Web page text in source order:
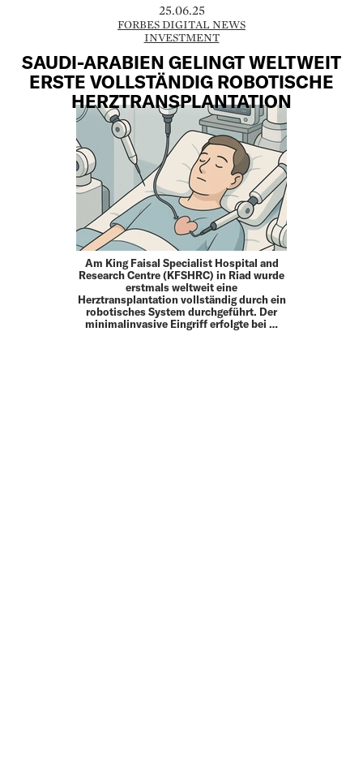
25.06.25
FORBES DIGITAL NEWS
INVESTMENT
SAUDI-ARABIEN GELINGT WELTWEIT
ERSTE VOLLSTÄNDIG ROBOTISCHE
HERZTRANSPLANTATION
Am King Faisal Specialist Hospital and
Research Centre (KFSHRC) in Riad wurde
erstmals weltweit eine
Herztransplantation vollständig durch ein
robotisches System durchgeführt. Der
minimalinvasive Eingriff erfolgte bei …